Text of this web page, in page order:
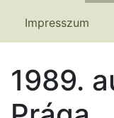
Impresszum
1989.